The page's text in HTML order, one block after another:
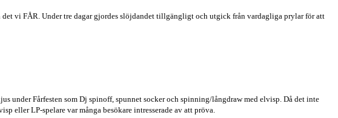
vi FÅR. Under tre dagar gjordes slöjdandet tillgängligt och utgick från vardagliga prylar för att
under Fårfesten som Dj spinoff, spunnet socker och spinning/långdraw med elvisp. Då det inte
eller LP-spelare var många besökare intresserade av att pröva.